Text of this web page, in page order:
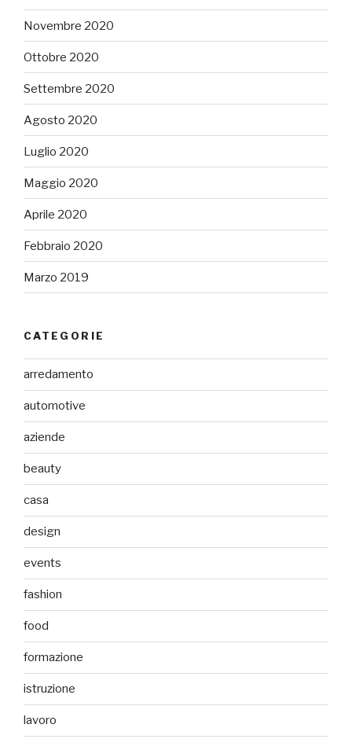
Novembre 2020
Ottobre 2020
Settembre 2020
Agosto 2020
Luglio 2020
Maggio 2020
Aprile 2020
Febbraio 2020
Marzo 2019
CATEGORIE
arredamento
automotive
aziende
beauty
casa
design
events
fashion
food
formazione
istruzione
lavoro